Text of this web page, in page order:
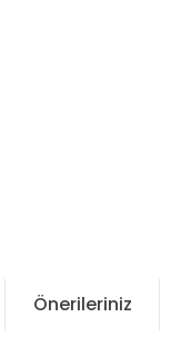
Önerileriniz